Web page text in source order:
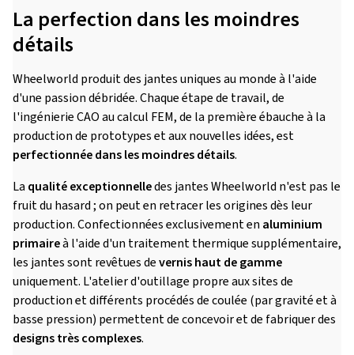
La perfection dans les moindres
détails
Wheelworld produit des jantes uniques au monde à l'aide
d'une passion débridée. Chaque étape de travail, de
l'ingénierie CAO au calcul FEM, de la première ébauche à la
production de prototypes et aux nouvelles idées, est
perfectionnée dans les moindres détails.
La qualité exceptionnelledes jantes Wheelworld n'est pas le
fruit du hasard ; on peut en retracer les origines dès leur
production. Confectionnées exclusivement en aluminium
primaireà l'aide d'un traitement thermique supplémentaire,
les jantes sont revêtues devernis haut de gamme
uniquement. L'atelier d'outillage propre aux sites de
production et différents procédés de coulée (par gravité et à
basse pression) permettent de concevoir et de fabriquer des
designs très complexes.